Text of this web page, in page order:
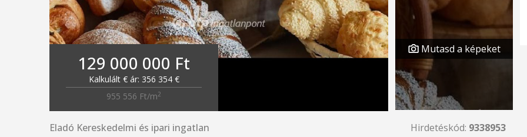
129 000 000 Ft
Kalkulált € ár: 356 354 €
955 556 Ft/m2
Mutasd a képeket
Eladó Kereskedelmi és ipari ingatlan Hirdetéskód: 9338953